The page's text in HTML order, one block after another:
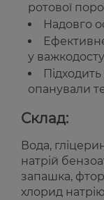
ротової
Надовго
у
Підходить
опанували
Склад:
Вода,
натрій
запашка,
хлорид